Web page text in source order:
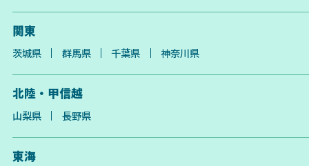
関東
茨城県 群馬県 千葉県 神奈川県
北陸・甲信越
山梨県 長野県
東海